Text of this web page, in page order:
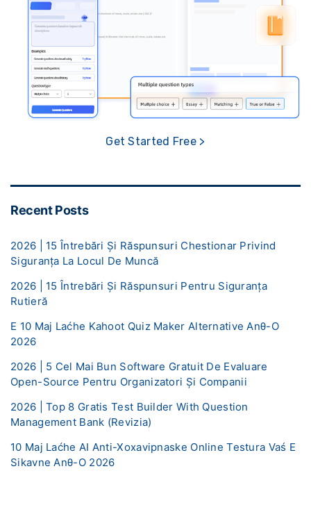
Get Started Free >
Recent Posts
2026 | 15 Întrebări Și Răspunsuri Chestionar Privind
Siguranța La Locul De Muncă
2026 | 15 Întrebări Și Răspunsuri Pentru Siguranța
Rutieră
E 10 Maj Laćhe Kahoot Quiz Maker Alternative Anθ-O
2026
2026 | 5 Cel Mai Bun Software Gratuit De Evaluare
Open-Source Pentru Organizatori Și Companii
2026 | Top 8 Gratis Test Builder With Question
Management Bank (Revizia)
10 Maj Laćhe AI ​​Anti-Xoxavipnaske Online Testura Vaś E
Sikavne Anθ-O 2026